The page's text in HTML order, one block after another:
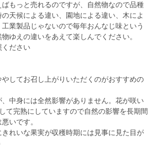
もっと売れるのですが、自然物なので品種
天候による違い、園地による違い、木によ
業製品じゃないので毎年おんなじ味という
ゆえの違いをあえて楽しんでください。
ください
してお召し上がりいただくのがおすすめの
、中身には全然影響がありません。花が咲い
て完熟にしていますので自然の影響を長期間
いです。
れいな果実が収穫時期には見事に見た目が